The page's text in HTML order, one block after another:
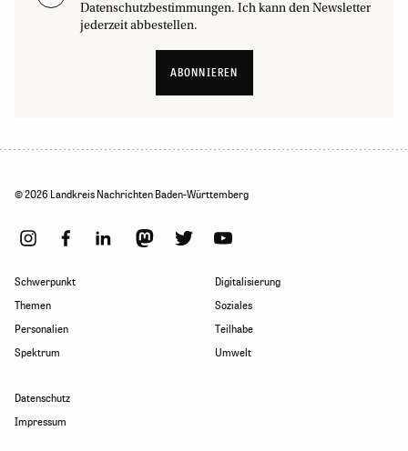
Datenschutzbestimmungen. Ich kann den Newsletter
jederzeit abbestellen.
ABONNIEREN
Schwerpunkt
Themen
Personalien
Spektrum
Digitalisierung
Soziales
Teilhabe
Umwelt
Datenschutz
Impressum
© 2026 Landkreis Nachrichten Baden-Württemberg